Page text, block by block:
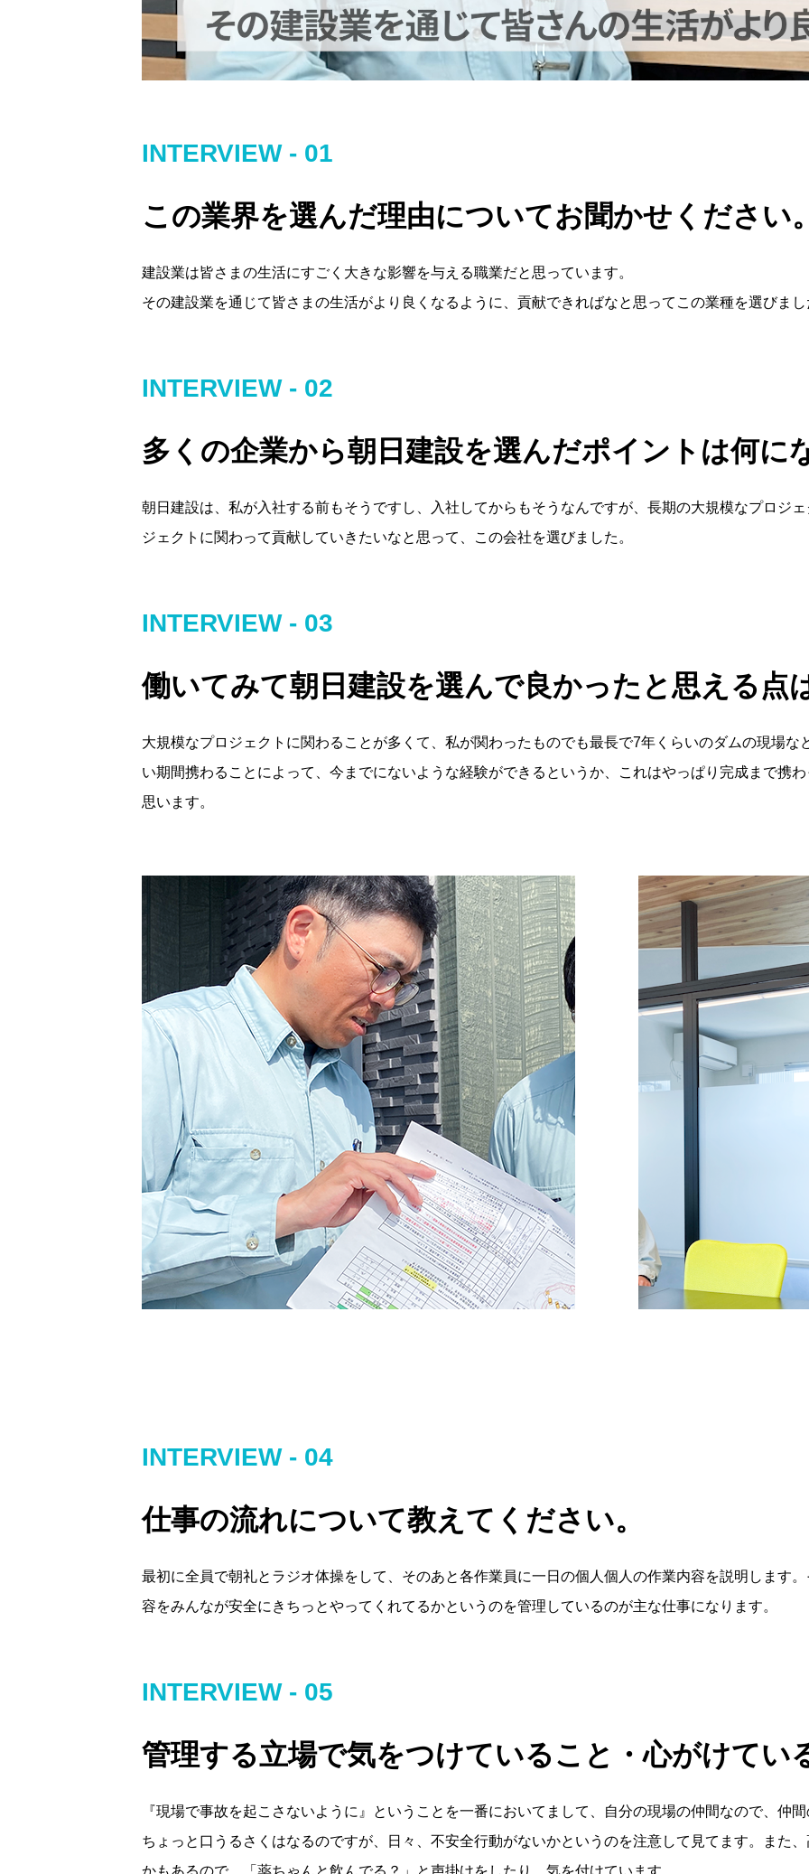
INTERVIEW - 01
この業界を選んだ理由についてお聞かせください
建設業は皆さまの生活にすごく大きな影響を与える職業だと思っています。
その建設業を通じて皆さまの生活がより良くなるように、貢献できればなと思ってこの業種を選びま
INTERVIEW - 02
多くの企業から朝日建設を選んだポイントは何に
朝日建設は、私が入社する前もそうですし、入社してからもそうなんですが、長期の大規模なプロジ
ジェクトに関わって貢献していきたいなと思って、この会社を選びました。
INTERVIEW - 03
働いてみて朝日建設を選んで良かったと思える点
大規模なプロジェクトに関わることが多くて、私が関わったものでも最長で7年くらいのダムの現場な
い期間携わることによって、今までにないような経験ができるというか、これはやっぱり完成まで携
思います。
INTERVIEW - 04
仕事の流れについて教えてください。
最初に全員で朝礼とラジオ体操をして、そのあと各作業員に一日の個人個人の作業内容を説明します
容をみんなが安全にきちっとやってくれてるかというのを管理しているのが主な仕事になります。
INTERVIEW - 05
管理する立場で気をつけていること・心がけてい
『現場で事故を起こさないように』ということを一番においてまして、自分の現場の仲間なので、仲
ちょっと口うるさくはなるのですが、日々、不安全行動がないかというのを注意して見てます。また